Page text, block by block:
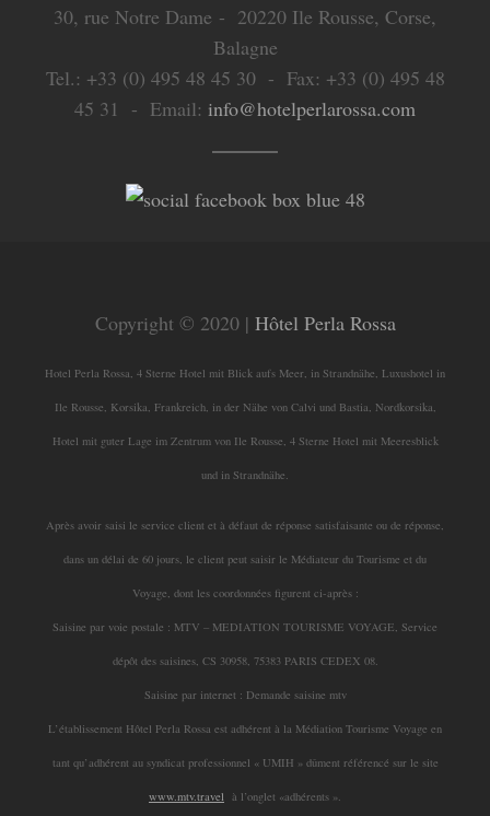
30, rue Notre Dame - 20220 Ile Rousse, Corse,
Balagne
Tel.: +33 (0) 495 48 45 30 - Fax: +33 (0) 495 48
45 31 - Email: info@hotelperlarossa.com
Copyright © 2020 | Hôtel Perla Rossa
Hotel Perla Rossa, 4 Sterne Hotel mit Blick aufs Meer, in Strandnähe, Luxushotel in
Ile Rousse, Korsika, Frankreich, in der Nähe von Calvi und Bastia, Nordkorsika,
Hotel mit guter Lage im Zentrum von Ile Rousse, 4 Sterne Hotel mit Meeresblick
und in Strandnähe.
Après avoir saisi le service client et à défaut de réponse satisfaisante ou de réponse,
dans un délai de 60 jours, le client peut saisir le Médiateur du Tourisme et du
Voyage, dont les coordonnées figurent ci-après :
Saisine par voie postale : MTV – MEDIATION TOURISME VOYAGE, Service
dépôt des saisines, CS 30958, 75383 PARIS CEDEX 08.
Saisine par internet : Demande saisine mtv
L’établissement Hôtel Perla Rossa est adhérent à la Médiation Tourisme Voyage en
tant qu’adhérent au syndicat professionnel « UMIH » dûment référencé sur le site
www.mtv.travel à l’onglet «adhérents ».